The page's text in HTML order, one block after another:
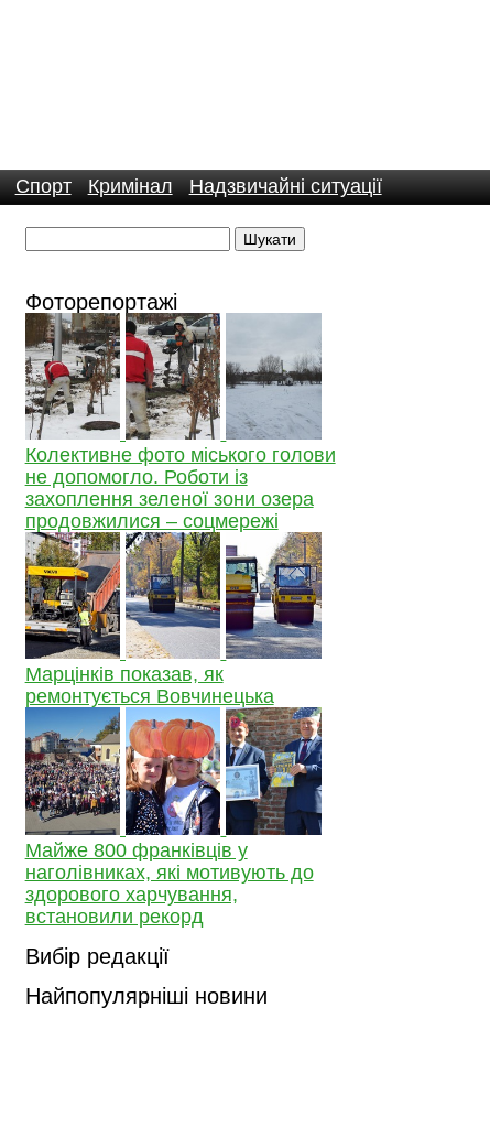
Спорт Кримінал Надзвичайні ситуації
Фоторепортажі
Колективне фото міського голови
не допомогло. Роботи із
захоплення зеленої зони озера
продовжилися – соцмережі
Марцінків показав, як
ремонтується Вовчинецька
Майже 800 франківців у
наголівниках, які мотивують до
здорового харчування,
встановили рекорд
Вибір редакції
Найпопулярніші новини